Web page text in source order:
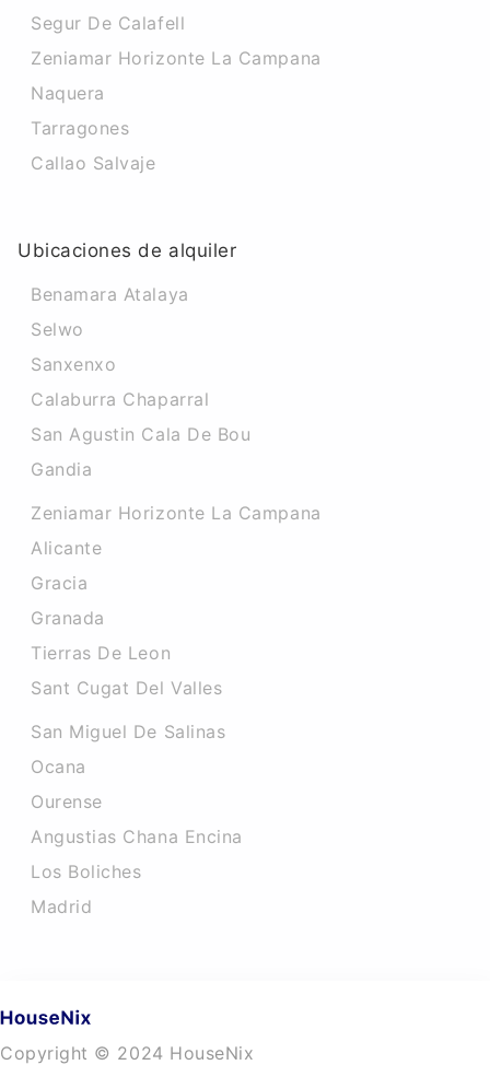
Segur De Calafell
Zeniamar Horizonte La Campana
Naquera
Tarragones
Callao Salvaje
Ubicaciones de alquiler
Benamara Atalaya
Selwo
Sanxenxo
Calaburra Chaparral
San Agustin Cala De Bou
Gandia
Zeniamar Horizonte La Campana
Alicante
Gracia
Granada
Tierras De Leon
Sant Cugat Del Valles
San Miguel De Salinas
Ocana
Ourense
Angustias Chana Encina
Los Boliches
Madrid
Copyright © 2024 HouseNix